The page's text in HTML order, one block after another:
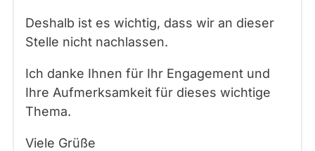
Deshalb ist es wichtig, dass wir an dieser
Stelle nicht nachlassen.
Ich danke Ihnen für Ihr Engagement und
Ihre Aufmerksamkeit für dieses wichtige
Thema.
Viele Grüße